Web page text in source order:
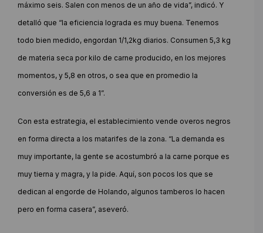
máximo seis. Salen con menos de un año de vida”, indicó. Y
detalló que “la eficiencia lograda es muy buena. Tenemos
todo bien medido, engordan 1/1,2kg diarios. Consumen 5,3 kg
de materia seca por kilo de carne producido, en los mejores
momentos, y 5,8 en otros, o sea que en promedio la
conversión es de 5,6 a 1”.
Con esta estrategia, el establecimiento vende overos negros
en forma directa a los matarifes de la zona. “La demanda es
muy importante, la gente se acostumbró a la carne porque es
muy tierna y magra, y la pide. Aquí, son pocos los que se
dedican al engorde de Holando, algunos tamberos lo hacen
pero en forma casera”, aseveró.